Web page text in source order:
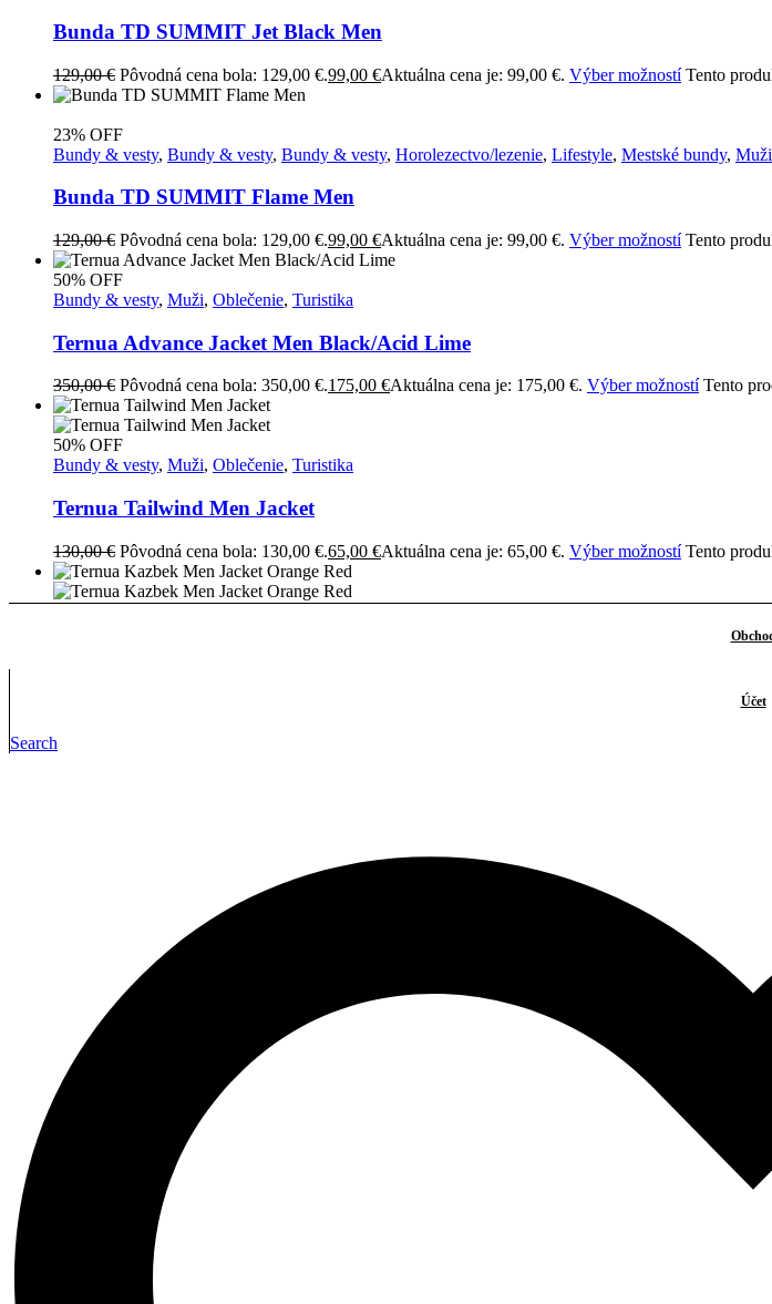
Bunda TD SUMMIT Jet Black Men
129,00€ Pôvodná cena bola: 129,00 €.99,00 €Aktuálna cena je: 99,00 €. Výber možností Tento
23% OFF
Bundy & vesty, Bundy & vesty, Bundy & vesty, Horolezectvo/lezenie, Lifestyle, Mestské bundy, Muži
Bunda TD SUMMIT Flame Men
129,00€ Pôvodná cena bola: 129,00 €.99,00 €Aktuálna cena je: 99,00 €. Výber možností Tento
50% OFF
Bundy & vesty, Muži, Oblečenie, Turistika
Ternua Advance Jacket Men Black/Acid Lime
350,00€ Pôvodná cena bola: 350,00 €.175,00 €Aktuálna cena je: 175,00 €. Výber možností Tento
50% OFF
Bundy & vesty, Muži, Oblečenie, Turistika
Ternua Tailwind Men Jacket
130,00€ Pôvodná cena bola: 130,00 €.65,00 €Aktuálna cena je: 65,00 €. Výber možností Tento
1
Vôňe do topánok
Ponožky
Čiapky
Impregnácia a starostlivosť
Okuliare
Spacáky a karimatky
Obuv
Oddychová obuv
Mestské bundy
Mestská obuv
Turistika
Účet
Search